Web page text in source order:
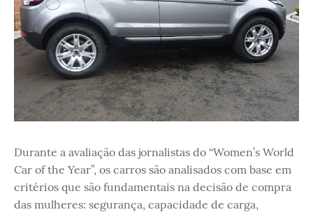
Durante a avaliação das jornalistas do “Women’s World
Car of the Year”, os carros são analisados com base em
critérios que são fundamentais na decisão de compra
das mulheres: segurança, capacidade de carga,